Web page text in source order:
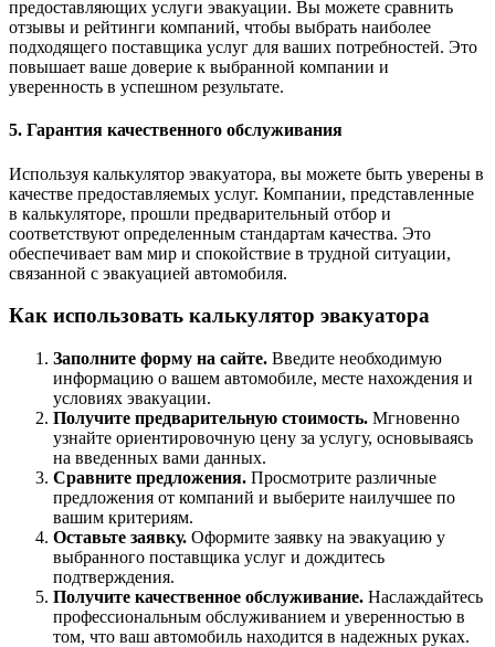
предоставляющих услуги эвакуации. Вы можете сравнить
отзывы и рейтинги компаний, чтобы выбрать наиболее
подходящего поставщика услуг для ваших потребностей. Это
повышает ваше доверие к выбранной компании и
уверенность в успешном результате.
5. Гарантия качественного обслуживания
Используя калькулятор эвакуатора, вы можете быть уверены в
качестве предоставляемых услуг. Компании, представленные
в калькуляторе, прошли предварительный отбор и
соответствуют определенным стандартам качества. Это
обеспечивает вам мир и спокойствие в трудной ситуации,
связанной с эвакуацией автомобиля.
Как использовать калькулятор эвакуатора
Заполните форму на сайте. Введите необходимую
информацию о вашем автомобиле, месте нахождения и
условиях эвакуации.
Получите предварительную стоимость. Мгновенно
узнайте ориентировочную цену за услугу, основываясь
на введенных вами данных.
Сравните предложения. Просмотрите различные
предложения от компаний и выберите наилучшее по
вашим критериям.
Оставьте заявку. Оформите заявку на эвакуацию у
выбранного поставщика услуг и дождитесь
подтверждения.
Получите качественное обслуживание. Наслаждайтесь
профессиональным обслуживанием и уверенностью в
том, что ваш автомобиль находится в надежных руках.